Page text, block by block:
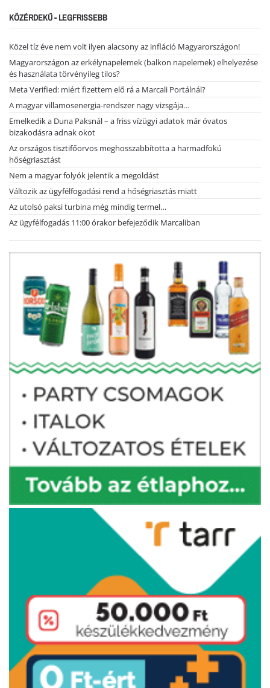
KÖZÉRDEKŰ - LEGFRISSEBB
Közel tíz éve nem volt ilyen alacsony az infláció Magyarországon!
Magyarországon az erkélynapelemek (balkon napelemek) elhelyezése
és használata törvényileg tilos?
Meta Verified: miért fizettem elő rá a Marcali Portálnál?
A magyar villamosenergia-rendszer nagy vizsgája…
Emelkedik a Duna Paksnál – a friss vízügyi adatok már óvatos
bizakodásra adnak okot
Az országos tisztifőorvos meghosszabbította a harmadfokú
hőségriasztást
Nem a magyar folyók jelentik a megoldást
Változik az ügyfélfogadási rend a hőségriasztás miatt
Az utolsó paksi turbina még mindig termel…
Az ügyfélfogadás 11:00 órakor befejeződik Marcaliban